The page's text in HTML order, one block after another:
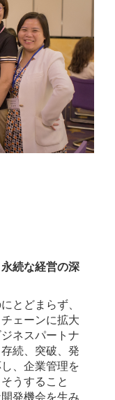
続な経営の深
とどまらず、
ェーンに拡大
ネスパートナ
続、突破、発
、企業管理を
うすること
発機会を生み